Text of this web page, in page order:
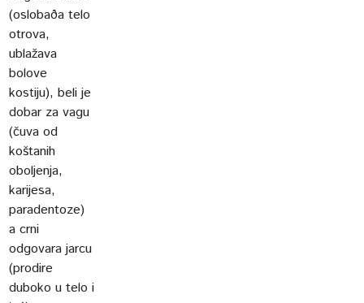
(oslobaða telo
otrova,
ublažava
bolove
kostiju), beli je
dobar za vagu
(čuva od
koštanih
oboljenja,
karijesa,
paradentoze)
a crni
odgovara jarcu
(prodire
duboko u telo i